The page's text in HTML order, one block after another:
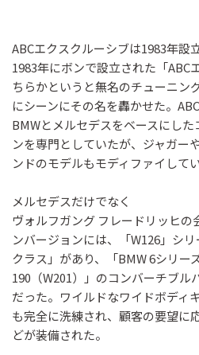
ABCエクスクルーシブは1983年設
1983年にボンで設立された「ABC
ちらかというと無名のチューニン
にシーンにその名を轟かせた。
BMWとメルセデスをベースにし
ンを専門としていたが、ジャガー
ンドのモデルもモディファイしてい
メルセデスだけでなく
ヴォルフガング フレードリッヒの
ンバージョンには、「W126」シ
クラス」があり、「BMW 6シリー
190（W201）」のコンバーチブル
だった。ワイルドなワイドボディ
も完全に洗練され、顧客の要望に
どが装備された。